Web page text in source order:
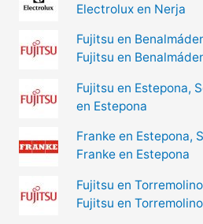
Electrolux en Nerja
Fujitsu en
Fujitsu en
Fujitsu en Estepona,
en Estepona
Franke en Estepona,
Franke en Estepona
Fujitsu en
Fujitsu en